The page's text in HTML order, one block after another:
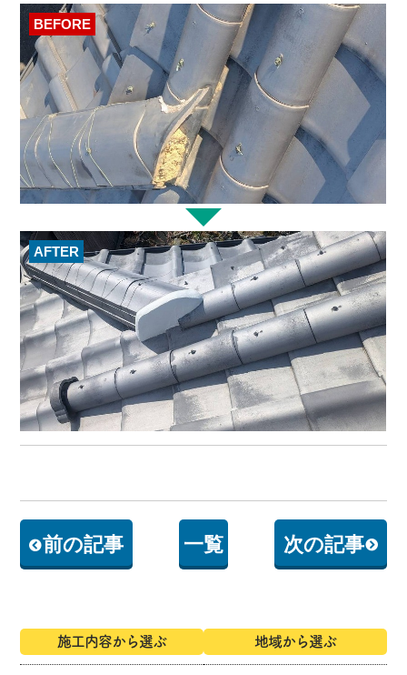
BEFORE
AFTER
前の記事 一覧 次の記事
施工内容から選ぶ 地域から選ぶ